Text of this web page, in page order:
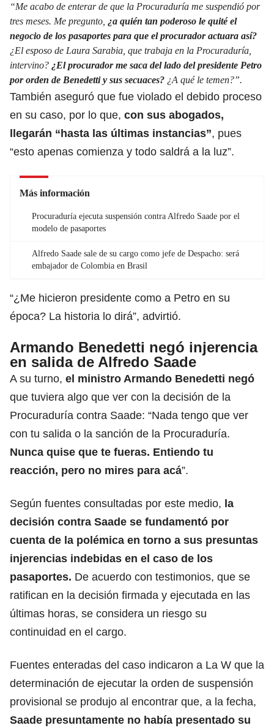
“Me acabo de enterar de que la Procuraduría me suspendió por
tres meses. Me pregunto, ¿a quién tan poderoso le quité el
negocio de los pasaportes para que el procurador actuara así?
¿El esposo de Laura Sarabia, que trabaja en la Procuraduría,
intervino? ¿El procurador me saca del lado del presidente Petro
por orden de Benedettiy sus secuaces? ¿A qué le temen?”.
También aseguró que fue violado el debido proceso
en su caso, por lo que, con sus abogados,
llegarán “hasta las últimas instancias”, pues
“esto apenas comienza y todo saldrá a la luz”.
Más información
Procuraduría ejecuta suspensión contra Alfredo Saade por el
modelo de pasaportes
Alfredo Saade sale de su cargo como jefe de Despacho: será
embajador de Colombia en Brasil
“¿Me hicieron presidente como a Petro en su
época? La historia lo dirá”, advirtió.
Armando Benedetti negó injerencia
en salida de Alfredo Saade
A su turno, el ministro Armando Benedetti negó
que tuviera algo que ver con la decisión de la
Procuraduría contra Saade: “Nada tengo que ver
con tu salida o la sanción de la Procuraduría.
Nunca quise que te fueras. Entiendo tu
reacción, pero no mires para acá”.
Según fuentes consultadas por este medio, la
decisión contra Saade se fundamentó por
cuenta de la polémica en torno a sus presuntas
injerencias indebidas en el caso de los
pasaportes. De acuerdo con testimonios, que se
ratifican en la decisión firmada y ejecutada en las
últimas horas, se considera un riesgo su
continuidad en el cargo.
Fuentes enteradas del caso indicaron a La W que la
determinación de ejecutar la orden de suspensión
provisional se produjo al encontrar que, a la fecha,
Saade presuntamente no había presentado su